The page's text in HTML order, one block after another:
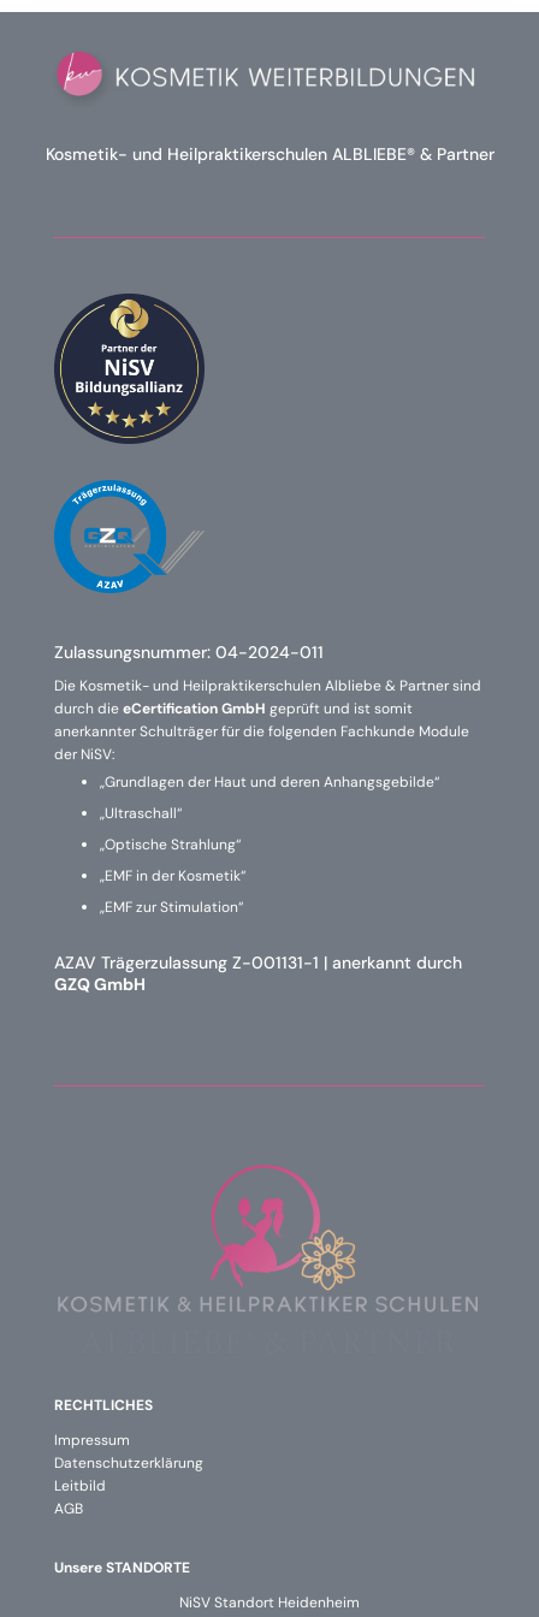
Kosmetik- und Heilpraktikerschulen ALBLIEBE® & Partner
Zulassungsnummer: 04-2024-011
Die Kosmetik- und Heilpraktikerschulen Albliebe & Partner sind
durch dieeCertification GmbH geprüft und ist somit
anerkannter Schulträger für die folgenden Fachkunde Module
der NiSV:
„Grundlagen der Haut und deren Anhangsgebilde“
„Ultraschall“
„Optische Strahlung“
„EMF in der Kosmetik“
„EMF zur Stimulation“
AZAV Trägerzulassung Z-001131-1 | anerkannt durch
GZQ GmbH
RECHTLICHES
Impressum
Datenschutzerklärung
Leitbild
AGB
Unsere STANDORTE
NiSV Standort Heidenheim